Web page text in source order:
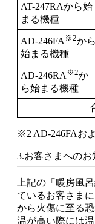
AT-247RAから始
まる機種
AD-246FA ※2から
始まる機種
AD-246RA ※2か
ら始まる機種
※2 AD-246FAお
3.お客さまへのお
上記の「暖房風
ているお客さま
から火傷に至る
温が高い際には